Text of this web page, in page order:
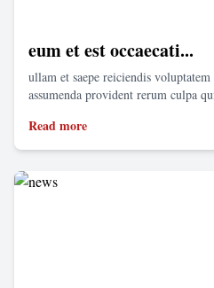
eum et est occaecati...
ullam et saepe reiciendis
assumenda provident rerum culpa
Read more